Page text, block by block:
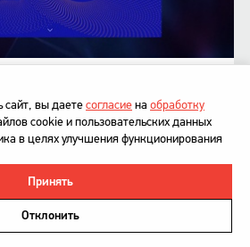
юбилейного сайта
персональных данных
сайт, вы даетесогласиена обработку
cookie и пользовательских данных
в целях улучшения функционирования
Принять
Отклонить